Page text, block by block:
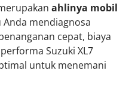
ahlinya mobil
mendiagnosa
cepat, biaya
Suzuki XL7
untuk menemani